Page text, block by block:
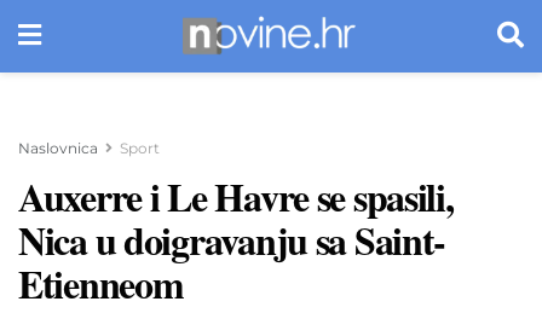
Naslovnica Sport
Auxerre i Le Havre se spasili,
Nica u doigravanju sa Saint-
Etienneom